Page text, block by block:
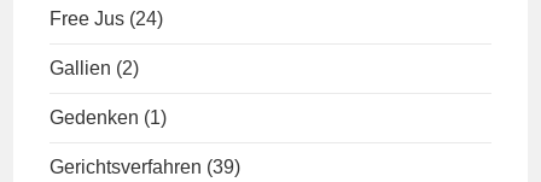
Free Jus (24)
Gallien (2)
Gedenken (1)
Gerichtsverfahren (39)